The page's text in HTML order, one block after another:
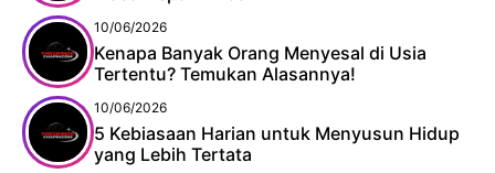
10/06/2026
Kenapa Banyak Orang Menyesal di Usia
Tertentu? Temukan Alasannya!
10/06/2026
5 Kebiasaan Harian untuk Menyusun Hidup
yang Lebih Tertata